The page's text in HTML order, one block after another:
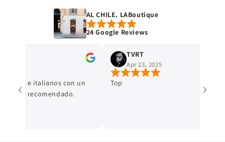
AL CHILE. LABoutique
24 Google Reviews
e italianos con un
recomendado.
TVRT
Apr 23, 2025
Top